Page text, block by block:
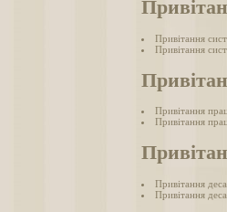
Привітання
Привітання
Привітання
Привітання
Привітання
Привітання